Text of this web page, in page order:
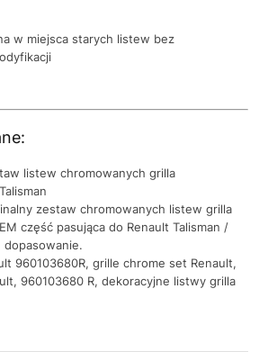
w miejsca starych listew bez
listew chromowanych grilla
zestaw chromowanych listew grilla
część pasująca do Renault Talisman /
dopasowanie.
960103680R, grille chrome set Renault,
960103680 R, dekoracyjne listwy grilla